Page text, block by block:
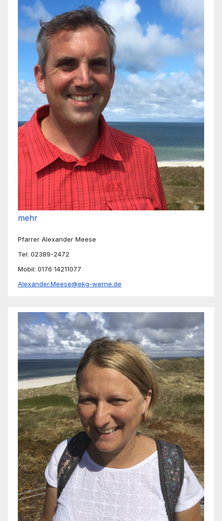
mehr
Pfarrer Alexander Meese
Tel: 02389-2472
Mobil: 0176 14211077
Alexander.Meese@ekg-werne.de